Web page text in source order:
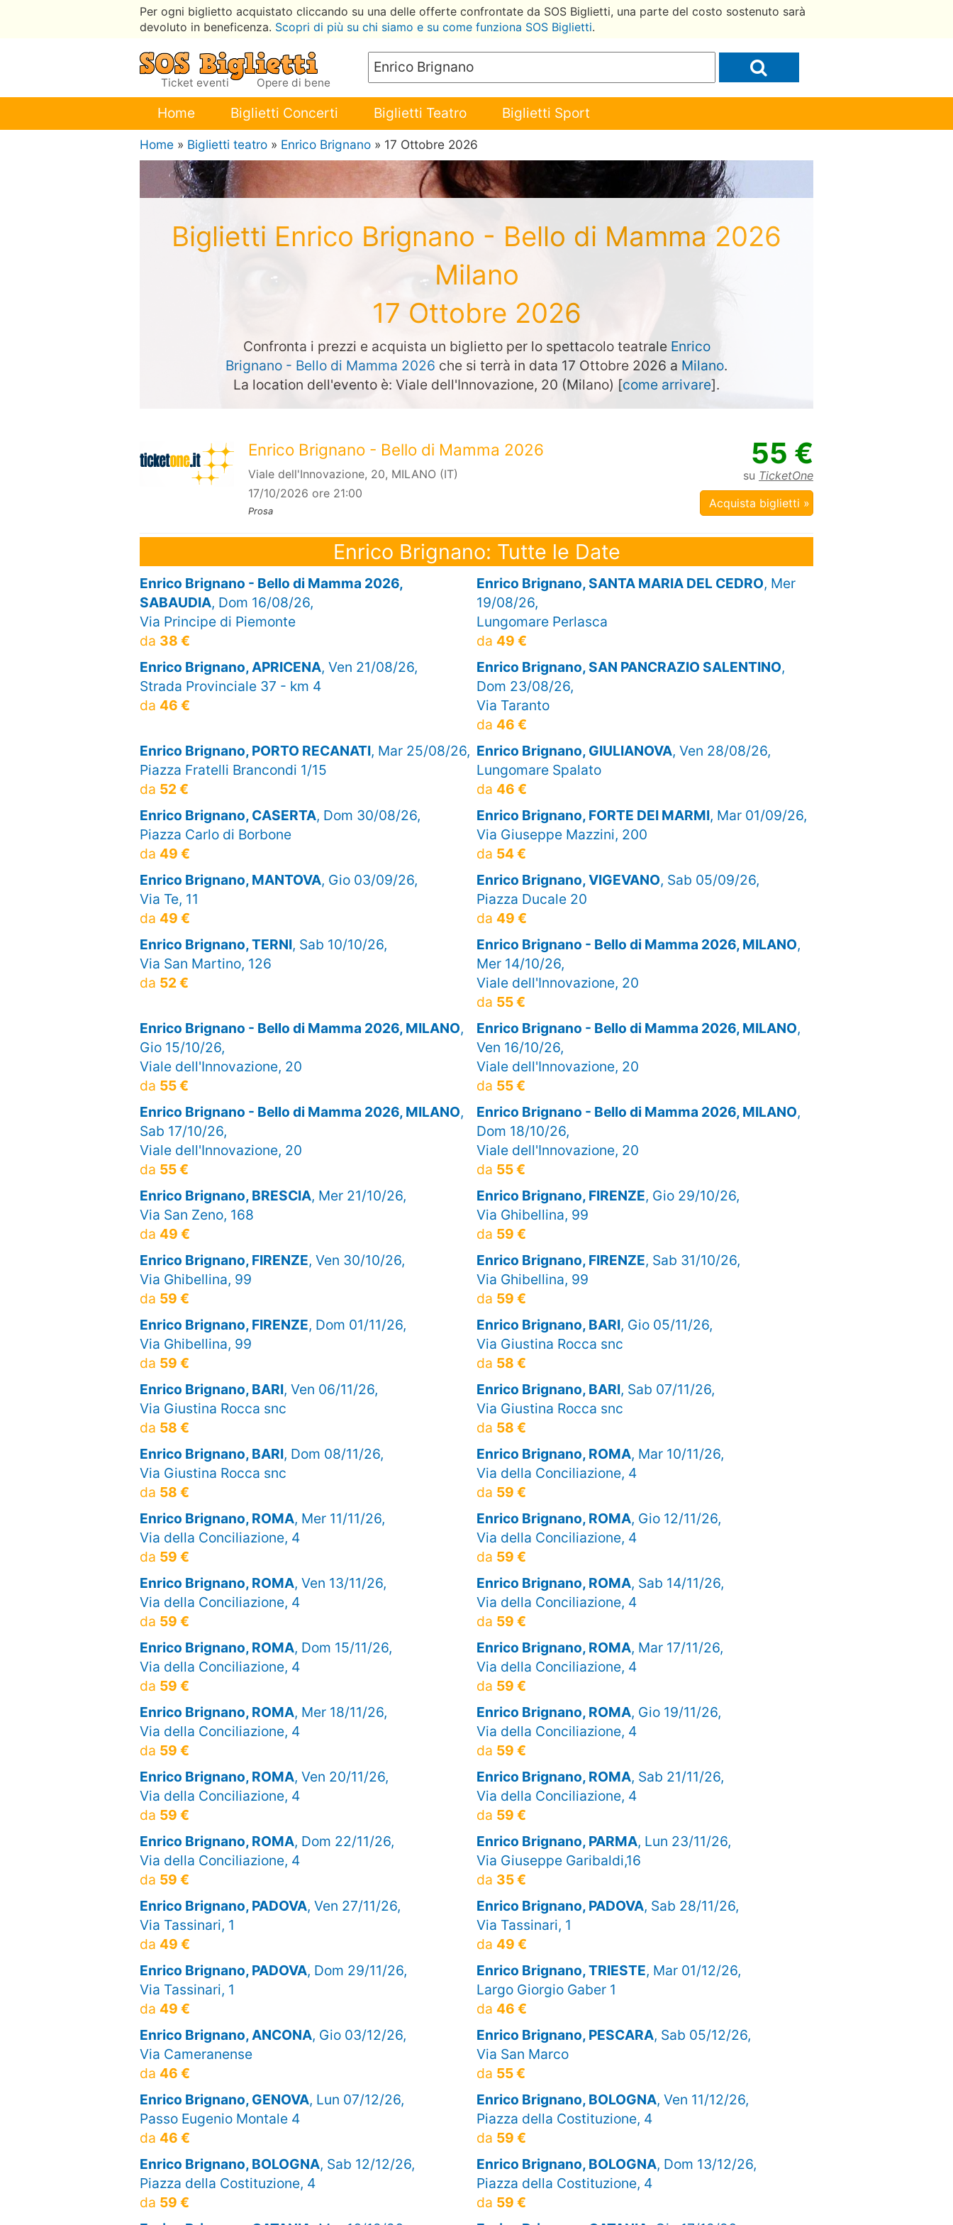
Per ogni biglietto acquistato cliccando su una delle offerte confrontate da SOS Biglietti, una parte del costo sostenuto sarà
devoluto in beneficenza. Scopri di più su chi siamo e su come funziona SOS Biglietti.
Ticket eventi Opere di bene
Home Biglietti Concerti Biglietti Teatro Biglietti Sport
Home » Biglietti teatro » Enrico Brignano » 17 Ottobre 2026
Biglietti Enrico Brignano - Bello di Mamma 2026
Milano
17 Ottobre 2026
Confronta i prezzi e acquista un biglietto per lo spettacolo teatrale Enrico
Brignano - Bello di Mamma 2026 che si terrà in data 17 Ottobre 2026 a Milano.
La location dell'evento è: Viale dell'Innovazione, 20 (Milano) [come arrivare].
Enrico Brignano - Bello di Mamma 2026
Viale dell'Innovazione, 20, MILANO (IT)
17/10/2026 ore 21:00
Prosa
55 €
su TicketOne
Acquista biglietti »
Enrico Brignano: Tutte le Date
Enrico Brignano - Bello di Mamma 2026,
SABAUDIA, Dom 16/08/26,
Via Principe di Piemonte
da 38 €
Enrico Brignano, SANTA MARIA DEL CEDRO, Mer
19/08/26,
Lungomare Perlasca
da 49 €
Enrico Brignano, APRICENA, Ven 21/08/26,
Strada Provinciale 37 - km 4
da 46 €
Enrico Brignano, SAN PANCRAZIO SALENTINO,
Dom 23/08/26,
Via Taranto
da 46 €
Enrico Brignano, PORTO RECANATI, Mar 25/08/26,
Piazza Fratelli Brancondi 1/15
da 52 €
Enrico Brignano, GIULIANOVA, Ven 28/08/26,
Lungomare Spalato
da 46 €
Enrico Brignano, CASERTA, Dom 30/08/26,
Piazza Carlo di Borbone
da 49 €
Enrico Brignano, FORTE DEI MARMI, Mar 01/09/26,
Via Giuseppe Mazzini, 200
da 54 €
Enrico Brignano, MANTOVA, Gio 03/09/26,
Via Te, 11
da 49 €
Enrico Brignano, VIGEVANO, Sab 05/09/26,
Piazza Ducale 20
da 49 €
Enrico Brignano, TERNI, Sab 10/10/26,
Via San Martino, 126
da 52 €
Enrico Brignano - Bello di Mamma 2026, MILANO,
Mer 14/10/26,
Viale dell'Innovazione, 20
da 55 €
Enrico Brignano - Bello di Mamma 2026, MILANO,
Gio 15/10/26,
Viale dell'Innovazione, 20
da 55 €
Enrico Brignano - Bello di Mamma 2026, MILANO,
Ven 16/10/26,
Viale dell'Innovazione, 20
da 55 €
Enrico Brignano - Bello di Mamma 2026, MILANO,
Sab 17/10/26,
Viale dell'Innovazione, 20
da 55 €
Enrico Brignano - Bello di Mamma 2026, MILANO,
Dom 18/10/26,
Viale dell'Innovazione, 20
da 55 €
Enrico Brignano, BRESCIA, Mer 21/10/26,
Via San Zeno, 168
da 49 €
Enrico Brignano, FIRENZE, Gio 29/10/26,
Via Ghibellina, 99
da 59 €
Enrico Brignano, FIRENZE, Ven 30/10/26,
Via Ghibellina, 99
da 59 €
Enrico Brignano, FIRENZE, Sab 31/10/26,
Via Ghibellina, 99
da 59 €
Enrico Brignano, FIRENZE, Dom 01/11/26,
Via Ghibellina, 99
da 59 €
Enrico Brignano, BARI, Gio 05/11/26,
Via Giustina Rocca snc
da 58 €
Enrico Brignano, BARI, Ven 06/11/26,
Via Giustina Rocca snc
da 58 €
Enrico Brignano, BARI, Sab 07/11/26,
Via Giustina Rocca snc
da 58 €
Enrico Brignano, BARI, Dom 08/11/26,
Via Giustina Rocca snc
da 58 €
Enrico Brignano, ROMA, Mar 10/11/26,
Via della Conciliazione, 4
da 59 €
Enrico Brignano, ROMA, Mer 11/11/26,
Via della Conciliazione, 4
da 59 €
Enrico Brignano, ROMA, Gio 12/11/26,
Via della Conciliazione, 4
da 59 €
Enrico Brignano, ROMA, Ven 13/11/26,
Via della Conciliazione, 4
da 59 €
Enrico Brignano, ROMA, Sab 14/11/26,
Via della Conciliazione, 4
da 59 €
Enrico Brignano, ROMA, Dom 15/11/26,
Via della Conciliazione, 4
da 59 €
Enrico Brignano, ROMA, Mar 17/11/26,
Via della Conciliazione, 4
da 59 €
Enrico Brignano, ROMA, Mer 18/11/26,
Via della Conciliazione, 4
da 59 €
Enrico Brignano, ROMA, Gio 19/11/26,
Via della Conciliazione, 4
da 59 €
Enrico Brignano, ROMA, Ven 20/11/26,
Via della Conciliazione, 4
da 59 €
Enrico Brignano, ROMA, Sab 21/11/26,
Via della Conciliazione, 4
da 59 €
Enrico Brignano, ROMA, Dom 22/11/26,
Via della Conciliazione, 4
da 59 €
Enrico Brignano, PARMA, Lun 23/11/26,
Via Giuseppe Garibaldi,16
da 35 €
Enrico Brignano, PADOVA, Ven 27/11/26,
Via Tassinari, 1
da 49 €
Enrico Brignano, PADOVA, Sab 28/11/26,
Via Tassinari, 1
da 49 €
Enrico Brignano, PADOVA, Dom 29/11/26,
Via Tassinari, 1
da 49 €
Enrico Brignano, TRIESTE, Mar 01/12/26,
Largo Giorgio Gaber 1
da 46 €
Enrico Brignano, ANCONA, Gio 03/12/26,
Via Cameranense
da 46 €
Enrico Brignano, PESCARA, Sab 05/12/26,
Via San Marco
da 55 €
Enrico Brignano, GENOVA, Lun 07/12/26,
Passo Eugenio Montale 4
da 46 €
Enrico Brignano, BOLOGNA, Ven 11/12/26,
Piazza della Costituzione, 4
da 59 €
Enrico Brignano, BOLOGNA, Sab 12/12/26,
Piazza della Costituzione, 4
da 59 €
Enrico Brignano, BOLOGNA, Dom 13/12/26,
Piazza della Costituzione, 4
da 59 €